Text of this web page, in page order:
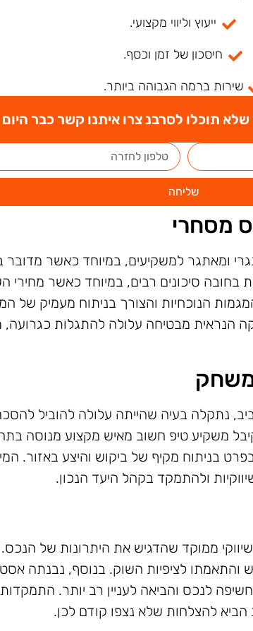
ייעוץ וליווי מקצועי.
חיסכון של זמן וכסף.
שירות ברמה הגבוהה ביותר.
תוכלו לסרבנ צרו איתנו קשר כבר היום
שליחה
מסחרי
ומאתגר למשקיעים, במיוחד כאשר מדובר
בחובה סיכונים רבים, במיוחד כאשר מחירי
הנוכחיות והצורך בניתוח מעמיק של
הנראית מבטיחה עלולה להתגלות כגרועה,
נתקלה בעיה שהייתה עלולה להוביל
משקיע טיפ חשוב מאיש מקצוע מנוסה
בניתוח מקיף של ביקוש והיצע באזור.
ולהתמקד בקהל היעד הנכון.
ממוקד שהדגיש את היתרונות של
לציפיות השוק. בנוסף, נבנתה
לנכס והביאה לעניין רב יותר. התמקדות
הביא להצלחות שלא נצפו קודם לכן.